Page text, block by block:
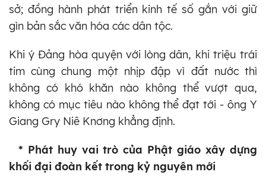
sở; đồng hành phát triển kinh tế số gắn với giữ
gìn bản sắc văn hóa các dân tộc.
Khi ý Đảng hòa quyện với lòng dân, khi triệu trái
tim cùng chung một nhịp đập vì đất nước thì
không có khó khăn nào không thể vượt qua,
không có mục tiêu nào không thể đạt tới - ông Y
Giang Gry Niê Knơng khẳng định.
* Phát huy vai trò của Phật giáo xây dựng
khối đại đoàn kết trong kỷ nguyên mới